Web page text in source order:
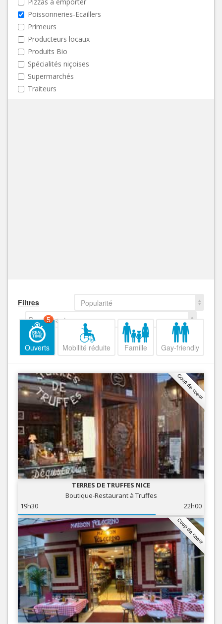
Poissonneries-Ecaillers
Primeurs
Producteurs locaux
Produits Bio
Spécialités niçoises
Supermarchés
Traiteurs
Filtres
Popularité
Decroissant
Ouverts
5
Mobilité réduite Famille Gay-friendly
Coup de coeur
TERRES DE TRUFFES NICE
Boutique-Restaurant à Truffes
19h30
22h00
Coup de coeur